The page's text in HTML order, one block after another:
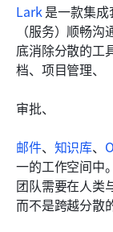
Lark 是一款集
（服务）顺畅
底消除分散的工
档、项目管理、
审批、
邮件、 知识库、
一的工作空间中
团队需要在人类
而不是跨越分散